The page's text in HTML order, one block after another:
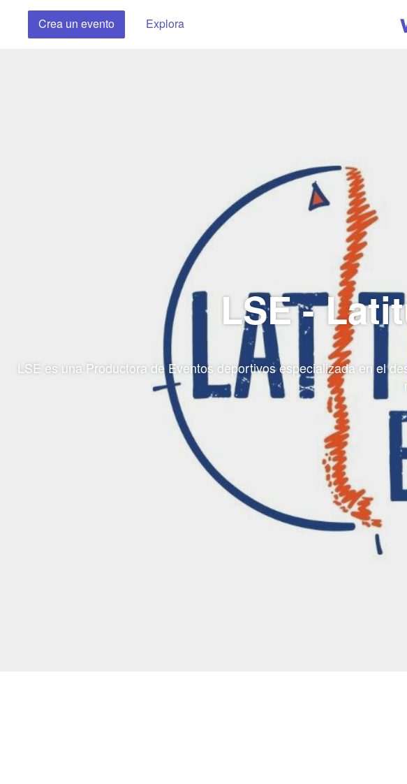
Crea un evento Explora
LSE -
LSE es una Productora de Eventos deportivos especializada en el